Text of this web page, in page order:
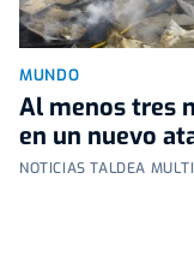
MUNDO
Al menos tres
en un nuevo
NOTICIAS TALDEA